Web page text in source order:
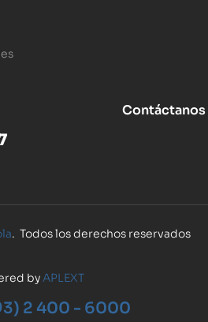
Contáctanos
. Todos los derechos reservados
byAPLEXT
2 400 - 6000